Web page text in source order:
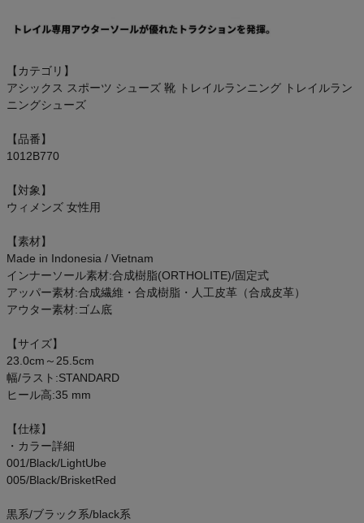
【カテゴリ】
アシックス スポーツ シューズ 靴 トレイルランニング トレイルラン
ニングシューズ
【品番】
1012B770
【対象】
ウィメンズ 女性用
【素材】
Made in Indonesia / Vietnam
インナーソール素材:合成樹脂(ORTHOLITE)/固定式
アッパー素材:合成繊維・合成樹脂・人工皮革（合成皮革）
アウター素材:ゴム底
【サイズ】
23.0cm～25.5cm
幅/ラスト:STANDARD
ヒール高:35 mm
【仕様】
・カラー詳細
001/Black/LightUbe
005/Black/BrisketRed
黒系/ブラック系/black系